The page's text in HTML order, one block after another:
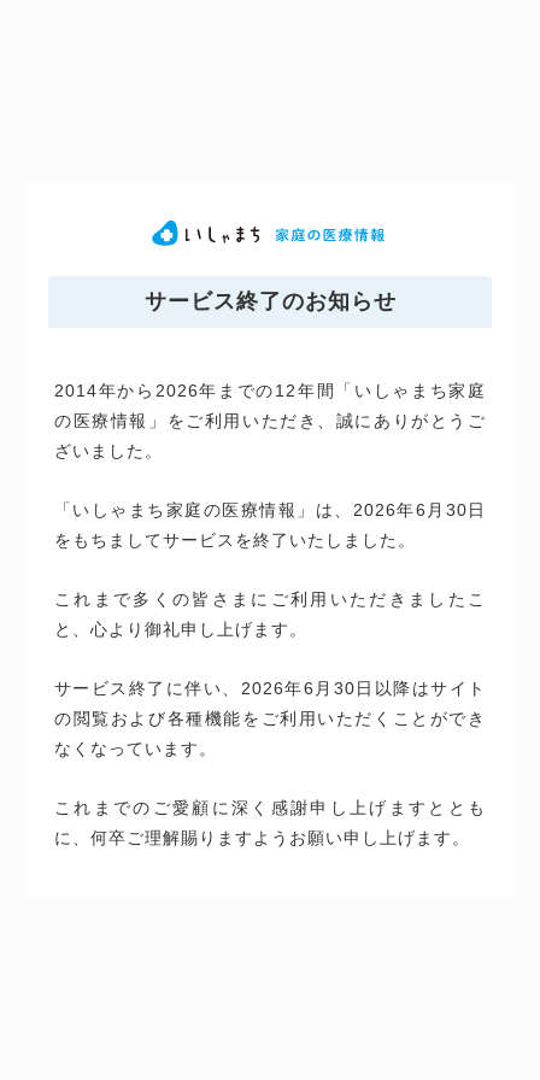
サービス終了のお知らせ
2014年から2026年までの12年間「いしゃまち家庭
の医療情報」をご利用いただき、誠にありがとうご
ざいました。
「いしゃまち家庭の医療情報」は、2026年6月30日
をもちましてサービスを終了いたしました。
これまで多くの皆さまにご利用いただきましたこ
と、心より御礼申し上げます。
サービス終了に伴い、2026年6月30日以降はサイト
の閲覧および各種機能をご利用いただくことができ
なくなっています。
これまでのご愛顧に深く感謝申し上げますととも
に、何卒ご理解賜りますようお願い申し上げます。